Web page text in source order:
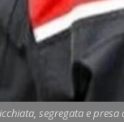
segregata e